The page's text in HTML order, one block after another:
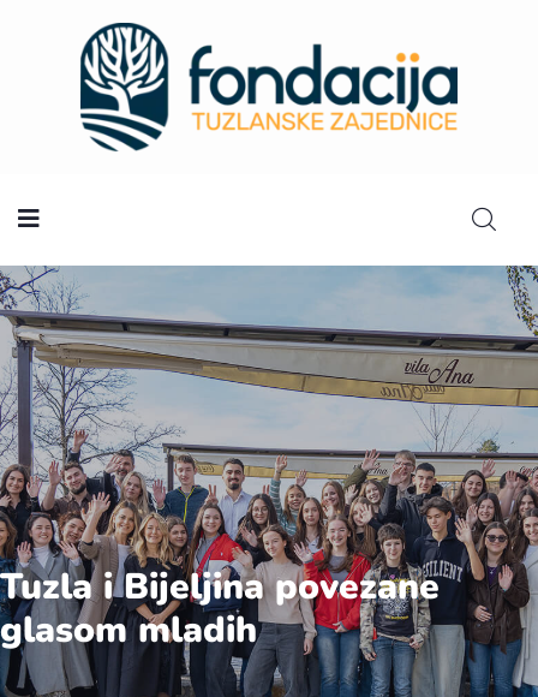
Početna
Tuzla i Bijeljina povezane
glasom mladih